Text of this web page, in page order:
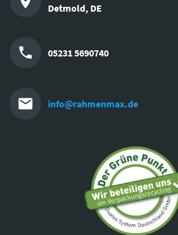
Detmold, DE
05231 5690740
info@rahmenmax.de